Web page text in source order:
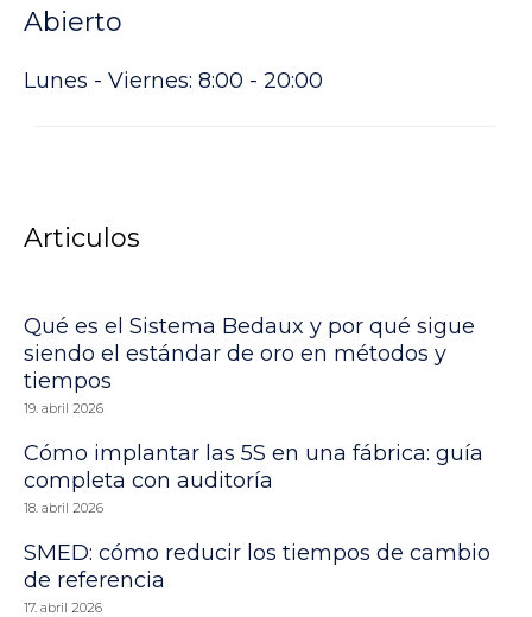
Abierto
Lunes - Viernes: 8:00 - 20:00
Articulos
Qué es el Sistema Bedaux y por qué sigue
siendo el estándar de oro en métodos y
tiempos
19. abril 2026
Cómo implantar las 5S en una fábrica: guía
completa con auditoría
18. abril 2026
SMED: cómo reducir los tiempos de cambio
de referencia
17. abril 2026